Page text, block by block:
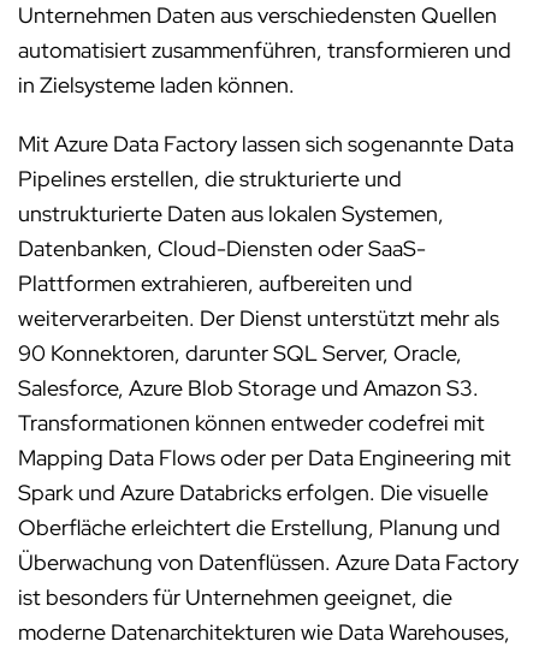
Unternehmen Daten aus verschiedensten Quellen
automatisiert zusammenführen, transformieren und
in Zielsysteme laden können.
Mit Azure Data Factory lassen sich sogenannte Data
Pipelines erstellen, die strukturierte und
unstrukturierte Daten aus lokalen Systemen,
Datenbanken, Cloud-Diensten oder SaaS-
Plattformen extrahieren, aufbereiten und
weiterverarbeiten. Der Dienst unterstützt mehr als
90 Konnektoren, darunter SQL Server, Oracle,
Salesforce, Azure Blob Storage und Amazon S3.
Transformationen können entweder codefrei mit
Mapping Data Flows oder per Data Engineering mit
Spark und Azure Databricks erfolgen. Die visuelle
Oberfläche erleichtert die Erstellung, Planung und
Überwachung von Datenflüssen. Azure Data Factory
ist besonders für Unternehmen geeignet, die
moderne Datenarchitekturen wie Data Warehouses,